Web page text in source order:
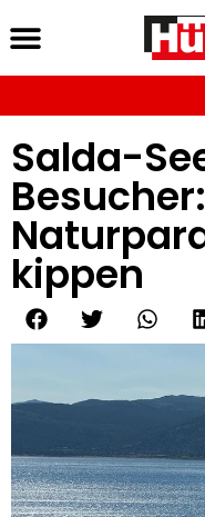
Salda-
Besucher:
kippen